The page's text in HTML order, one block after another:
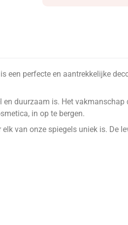
een perfecte en aantrekkelijke
duurzaam is. Het
in op te bergen.
van onze spiegels uniek is. De